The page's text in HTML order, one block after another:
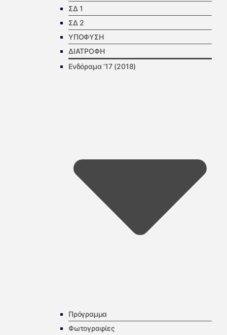
ΣΔ 1
ΣΔ 2
ΥΠΟΦΥΣΗ
ΔΙΑΤΡΟΦΗ
Ενδόραμα ’17 (2018)
Πρόγραμμα
Φωτογραφίες